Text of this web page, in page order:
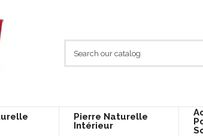
Pierre Naturelle
Intérieur